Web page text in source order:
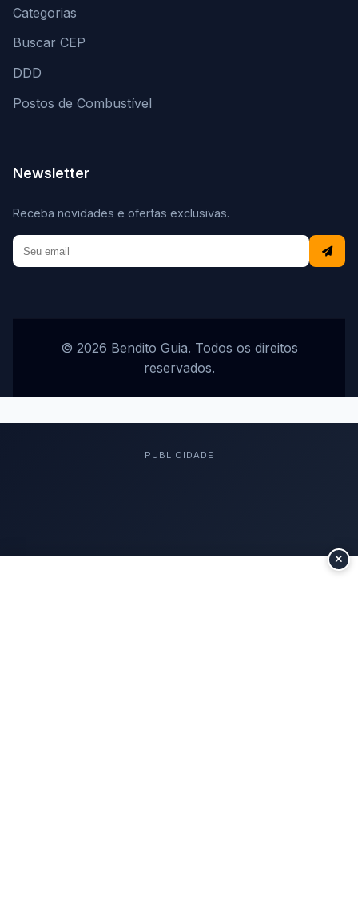
Categorias
Buscar CEP
DDD
Postos de Combustível
Newsletter
Receba novidades e ofertas exclusivas.
© 2026 Bendito Guia. Todos os direitos
reservados.